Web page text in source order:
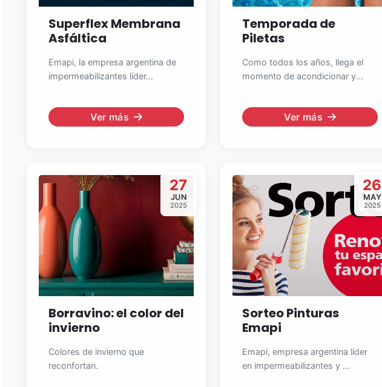
Superflex Membrana
Asfáltica
Emapi, la empresa argentina de
impermeabilizantes líder...
Ver más
Temporada de
Piletas
Como todos los años, llega el
momento de acondicionar y...
Ver más
27
JUN
2025
Borravino: el color del
invierno
Colores de invierno que
reconfortan.
26
MAY
2025
Sorteo Pinturas
Emapi
Emapi, empresa argentina líder
en impermeabilizantes y ...